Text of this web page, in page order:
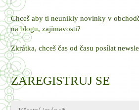
Chceš aby ti neunikly novinky v
na blogu, zajímavosti?
Zkrátka, chceš čas od času posílat
ZAREGISTRUJ SE